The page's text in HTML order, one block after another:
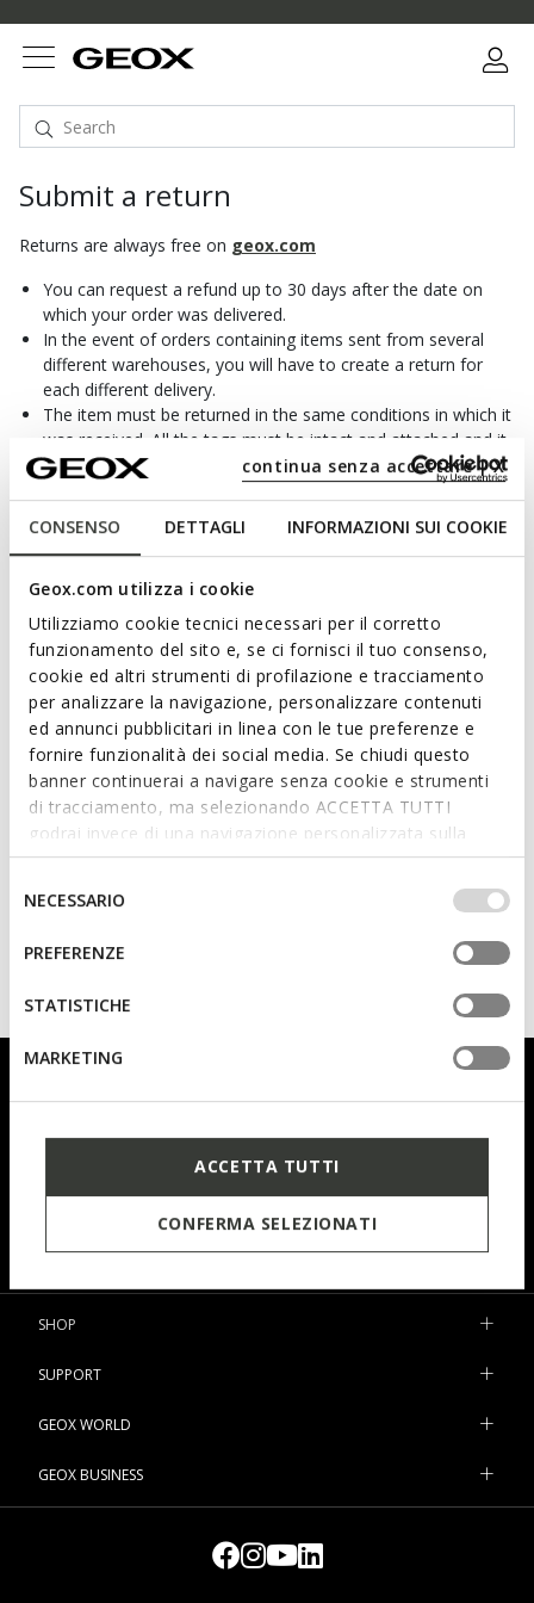
CONSENSO DETTAGLI INFORMAZIONI SUI COOKIE
Geox.com utilizza i cookie
Utilizziamo cookie tecnici necessari per il corretto
funzionamento del sito e, se ci fornisci il tuo consenso,
cookie ed altri strumenti di profilazione e tracciamento
per analizzare la navigazione, personalizzare contenuti
ed annunci pubblicitari in linea con le tue preferenze e
fornire funzionalità dei social media. Se chiudi questo
banner continuerai a navigare senza cookie e strumenti
di tracciamento, ma selezionando ACCETTA TUTTI
godrai invece di una navigazione personalizzata sulla
base dei tuoi gusti ed interessi. Selezionando
IMPOSTAZIONI potrai anche scegliere quali cookies ed
altri strumenti di tracciamento autorizzare. Per maggiori
informazioni o per modificare in qualsiasi momento le
tue impostazioni, visita la nostra
del
consenso
NECESSARIO
PREFERENZE
STATISTICHE
MARKETING
ACCETTA TUTTI
CONFERMA SELEZIONATI
continua senza accettare | X
Submit a return
Returns are always free on geox.com
You can request a refund up to 30 days after the date on
which your order was delivered.
In the event of orders containing items sent from several
different warehouses, you will have to create a return for
each different delivery.
The item must be returned in the same conditions in which it
was received. All the tags must be intact and attached and it
must be placed inside its original packaging.
For further information please see theReturns and Refunds
Order email*
SUBMIT A RETURN
developments!
I have read and understoodthe privacy statement.
SHOP
SUPPORT
GEOX WORLD
GEOX BUSINESS